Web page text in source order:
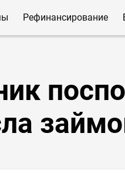
Рефинансирование